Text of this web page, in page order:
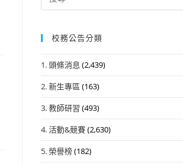
for:
校務公告分類
1. 頭條消息 (2,439)
2. 新生專區 (163)
3. 教師研習 (493)
4. 活動&競賽(2,630)
5. 榮譽榜(182)